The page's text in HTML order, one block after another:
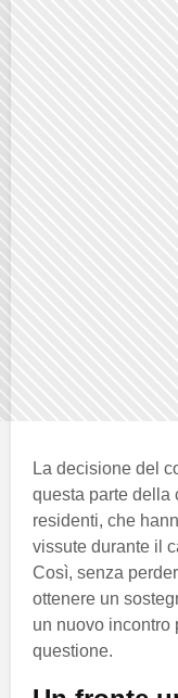
La decisione del
questa parte della
residenti, che
vissute durante il
Così, senza
ottenere un
un nuovo incontro
questione.